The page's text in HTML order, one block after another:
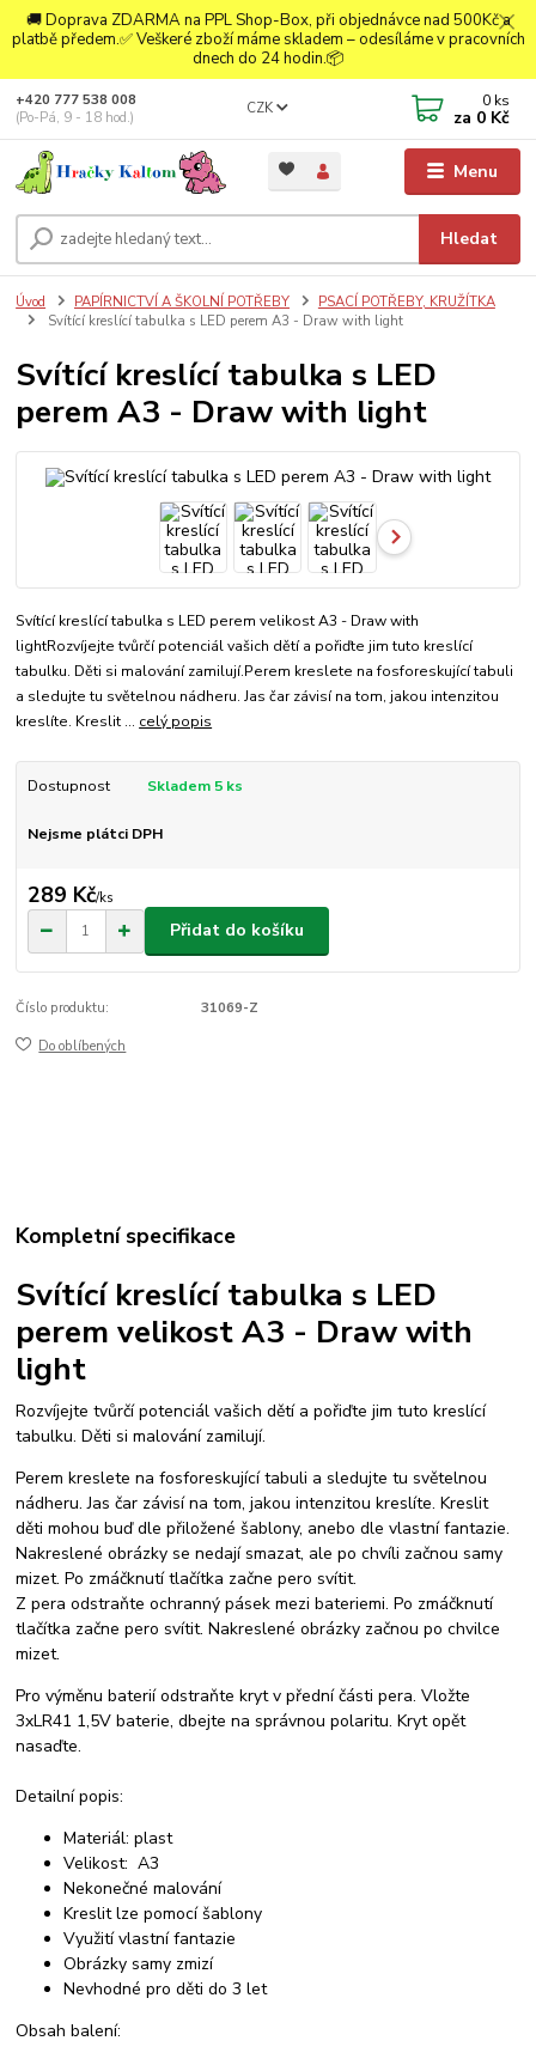
🚚 Doprava ZDARMA na PPL Shop-Box, při objednávce nad 500Kč a
platbě předem.✅ Veškeré zboží máme skladem – odesíláme v pracovních
dnech do 24 hodin.📦
Menu
CZK
Hledat
+420 777 538 008
(Po-Pá, 9 - 18 hod.)
0 ks
za 0 Kč
Úvod PAPÍRNICTVÍ A ŠKOLNÍ POTŘEBY
PSACÍ POTŘEBY, KRUŽÍTKA
Svítící kreslící tabulka s LED perem A3 - Draw with light
Svítící kreslící tabulka s LED
perem A3 - Draw with light
Svítící kreslící tabulka s LED perem velikost A3 - Draw with
lightRozvíjejte tvůrčí potenciál vašich dětí a pořiďte jim tuto kreslící
tabulku. Děti si malování zamilují.Perem kreslete na fosforeskující tabuli
a sledujte tu světelnou nádheru. Jas čar závisí na tom, jakou intenzitou
kreslíte. Kreslit ... celý popis
Dostupnost Skladem 5 ks
Nejsme plátci DPH
289 Kč/ks
Přidat do košíku
Číslo produktu: 31069-Z
Do oblíbených
Kompletní specifikace
Svítící kreslící tabulka s LED
perem velikost A3 - Draw with
light
Rozvíjejte tvůrčí potenciál vašich dětí a pořiďte jim tuto kreslící
tabulku. Děti si malování zamilují.
Perem kreslete na fosforeskující tabuli a sledujte tu světelnou
nádheru. Jas čar závisí na tom, jakou intenzitou kreslíte. Kreslit
děti mohou buď dle přiložené šablony, anebo dle vlastní fantazie.
Nakreslené obrázky se nedají smazat, ale po chvíli začnou samy
mizet. Po zmáčknutí tlačítka začne pero svítit.
Z pera odstraňte ochranný pásek mezi bateriemi. Po zmáčknutí
tlačítka začne pero svítit. Nakreslené obrázky začnou po chvilce
mizet.
Pro výměnu baterií odstraňte kryt v přední části pera. Vložte
3xLR41 1,5V baterie, dbejte na správnou polaritu. Kryt opět
nasaďte.
Detailní popis:
Materiál: plast
Velikost: A3
Nekonečné malování
Kreslit lze pomocí šablony
Využití vlastní fantazie
Obrázky samy zmizí
Nevhodné pro děti do 3 let
Obsah balení: